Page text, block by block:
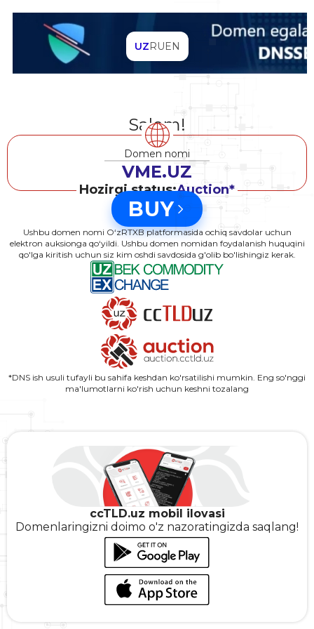
UZRUEN
Salom!
Domen nomi
VME.UZ
Hozirgi status:Auction*
BUY
Ushbu domen nomi O‘zRTXB platformasida ochiq savdolar uchun
elektron auksionga qo‘yildi. Ushbu domen nomidan foydalanish huquqini
qo'lga kiritish uchun siz kim oshdi savdosida g'olib bo'lishingiz kerak.
*DNS ish usuli tufayli bu sahifa keshdan ko'rsatilishi mumkin. Eng so'nggi
ma'lumotlarni ko'rish uchun keshni tozalang
ccTLD.uz mobil ilovasi
Domenlaringizni doimo o'z nazoratingizda saqlang!